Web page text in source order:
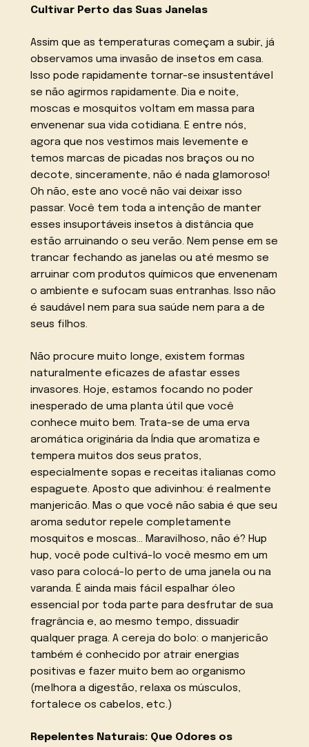
Cultivar Perto das Suas Janelas
Assim que as temperaturas começam a subir, já
observamos uma invasão de insetos em casa.
Isso pode rapidamente tornar-se insustentável
se não agirmos rapidamente. Dia e noite,
moscas e mosquitos voltam em massa para
envenenar sua vida cotidiana. E entre nós,
agora que nos vestimos mais levemente e
temos marcas de picadas nos braços ou no
decote, sinceramente, não é nada glamoroso!
Oh não, este ano você não vai deixar isso
passar. Você tem toda a intenção de manter
esses insuportáveis insetos à distância que
estão arruinando o seu verão. Nem pense em se
trancar fechando as janelas ou até mesmo se
arruinar com produtos químicos que envenenam
o ambiente e sufocam suas entranhas. Isso não
é saudável nem para sua saúde nem para a de
seus filhos.
Não procure muito longe, existem formas
naturalmente eficazes de afastar esses
invasores. Hoje, estamos focando no poder
inesperado de uma planta útil que você
conhece muito bem. Trata-se de uma erva
aromática originária da Índia que aromatiza e
tempera muitos dos seus pratos,
especialmente sopas e receitas italianas como
espaguete. Aposto que adivinhou: é realmente
manjericão. Mas o que você não sabia é que seu
aroma sedutor repele completamente
mosquitos e moscas… Maravilhoso, não é? Hup
hup, você pode cultivá-lo você mesmo em um
vaso para colocá-lo perto de uma janela ou na
varanda. É ainda mais fácil espalhar óleo
essencial por toda parte para desfrutar de sua
fragrância e, ao mesmo tempo, dissuadir
qualquer praga. A cereja do bolo: o manjericão
também é conhecido por atrair energias
positivas e fazer muito bem ao organismo
(melhora a digestão, relaxa os músculos,
fortalece os cabelos, etc.)
Repelentes Naturais: Que Odores os